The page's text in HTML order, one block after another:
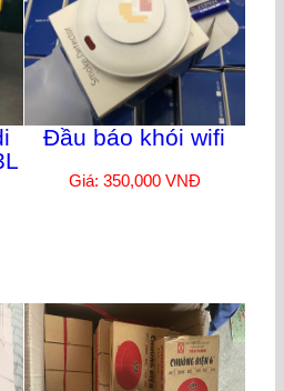
Đầu báo khói wifi
Giá: 350,000 VNĐ